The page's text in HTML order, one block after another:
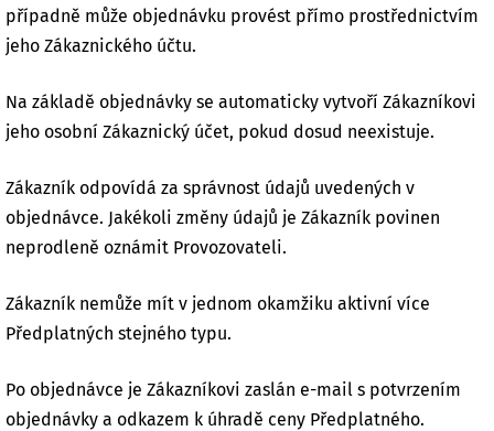
případně může objednávku provést přímo prostřednictvím
jeho Zákaznického účtu.
Na základě objednávky se automaticky vytvoří Zákazníkovi
jeho osobní Zákaznický účet, pokud dosud neexistuje.
Zákazník odpovídá za správnost údajů uvedených v
objednávce. Jakékoli změny údajů je Zákazník povinen
neprodleně oznámit Provozovateli.
Zákazník nemůže mít v jednom okamžiku aktivní více
Předplatných stejného typu.
Po objednávce je Zákazníkovi zaslán e-mail s potvrzením
objednávky a odkazem k úhradě ceny Předplatného.